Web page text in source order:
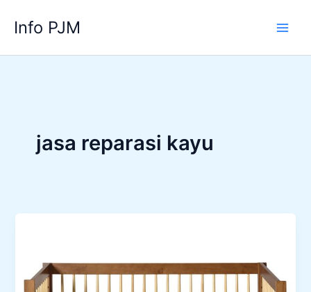
Info PJM
jasa reparasi kayu